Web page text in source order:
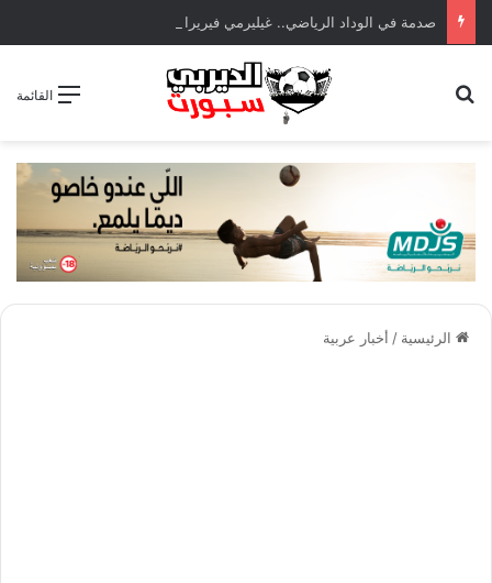
القائمة
الرئيسية / أخبار عربية